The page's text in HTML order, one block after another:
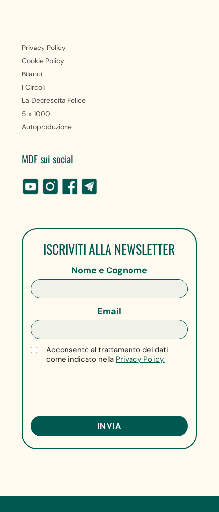
Privacy Policy
Cookie Policy
Bilanci
I Circoli
La Decrescita Felice
5 x 1000
Autoproduzione
MDF sui social
ISCRIVITI ALLA NEWSLETTER
Nome e Cognome
Email
Acconsento al trattamento dei dati
come indicato nella Privacy Policy.